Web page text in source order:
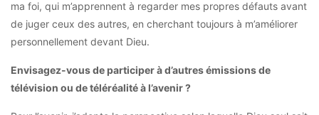
ma foi, qui m’apprennent à regarder mes propres défauts avant
de juger ceux des autres, en cherchant toujours à m’améliorer
personnellement devant Dieu.
Envisagez-vous de participer à d’autres émissions de
télévision ou de téléréalité à l’avenir ?